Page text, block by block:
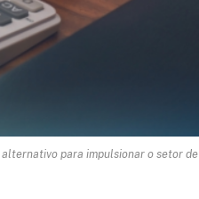
para impulsionar o setor de